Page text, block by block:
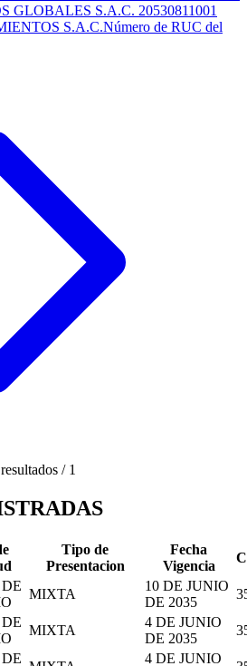
GLOBALES S.A.C. 20530811001
S.A.C.Número de RUC del
resultados / 1
Tipo de
Presentacion
Fecha
Vigencia
MIXTA
10 DE JUNIO
DE 2035
MIXTA
4 DE JUNIO
DE 2035
4 DE JUNIO